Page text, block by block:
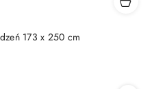
173 x 250 cm